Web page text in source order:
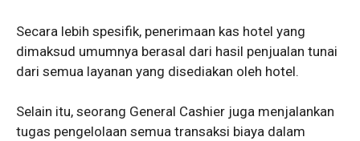
Secara lebih spesifik, penerimaan kas hotel yang
dimaksud umumnya berasal dari hasil penjualan tunai
dari semua layanan yang disediakan oleh hotel.
Selain itu, seorang General Cashier juga menjalankan
tugas pengelolaan semua transaksi biaya dalam